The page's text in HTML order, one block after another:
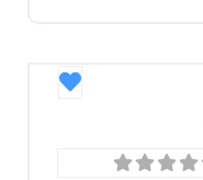
Favori